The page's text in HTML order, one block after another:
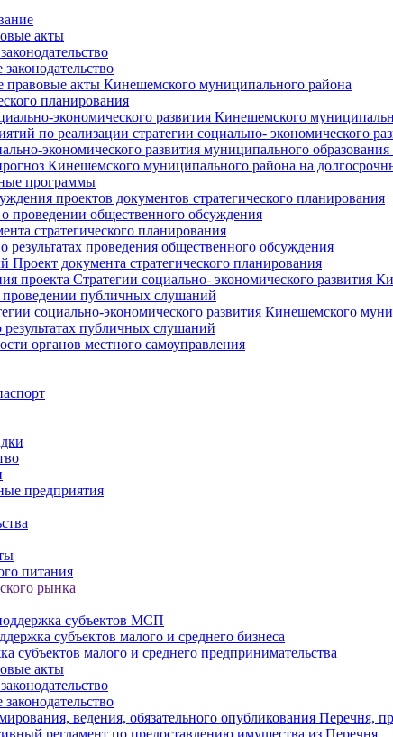
акты
акты Кинешемского муниципального района
планирования
экономического развития Кинешемского
по реализации стратегии социально- экономического
экономического развития муниципального
Кинешемского муниципального района на
программы
проектов документов стратегического планирования
проведении общественного обсуждения
стратегического планирования
проведения общественного обсуждения
Проект документа стратегического планирования
проекта Стратегии социально- экономического развития
публичных слушаний
социально-экономического развития Кинешемского
публичных слушаний
органов местного самоуправления
предприятия
питания
рынка
субъектов МСП
субъектов малого и среднего бизнеса
субъектов малого и среднего предпринимательства
акты
ведения, обязательного опубликования Перечня,
регламент по предоставлению имущества из Перечня